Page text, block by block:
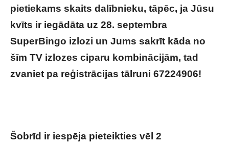
pietiekams skaits dalībnieku, tāpēc, ja Jūsu
kvīts ir iegādāta uz 28. septembra
SuperBingo izlozi un Jums sakrīt kāda no
šīm TV izlozes ciparu kombinācijām, tad
zvaniet pa reģistrācijas tālruni 67224906!
Šobrīd ir iespēja pieteikties vēl 2